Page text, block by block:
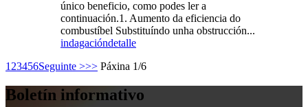
único beneficio, como podes ler a
continuación.1. Aumento da eficiencia do
combustíbel Substituíndo unha obstrucción...
indagacióndetalle
1 23456Seguinte >>> Páxina 1/6
Boletín informativo